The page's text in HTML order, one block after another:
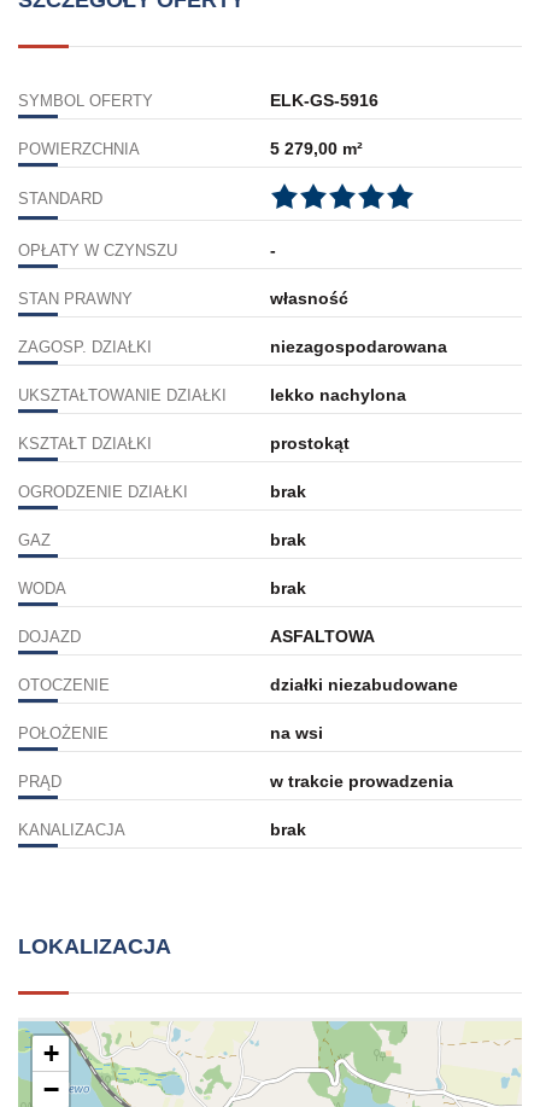
SYMBOL OFERTY ELK-GS-5916
POWIERZCHNIA 5 279,00 m²
STANDARD
OPŁATY W CZYNSZU -
STAN PRAWNY własność
ZAGOSP. DZIAŁKI niezagospodarowana
UKSZTAŁTOWANIE DZIAŁKI lekko nachylona
KSZTAŁT DZIAŁKI prostokąt
OGRODZENIE DZIAŁKI brak
GAZ brak
WODA brak
DOJAZD ASFALTOWA
OTOCZENIE działki niezabudowane
POŁOŻENIE na wsi
PRĄD w trakcie prowadzenia
KANALIZACJA brak
LOKALIZACJA
+
−